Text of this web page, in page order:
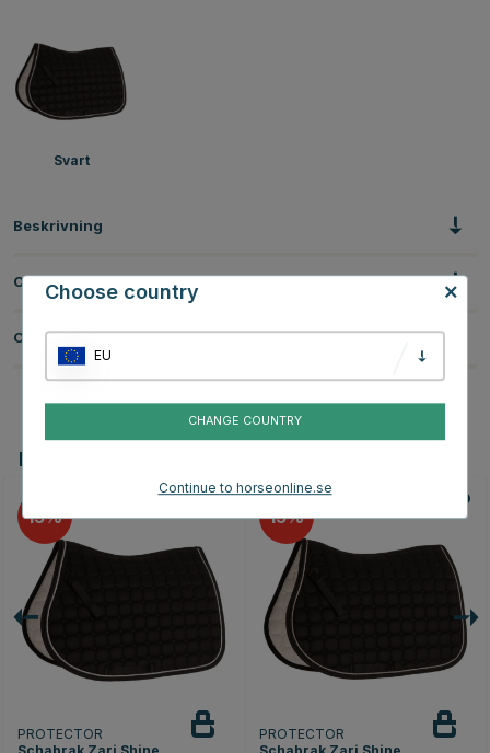
Svart
Beskrivning
Om tillverkaren
Omdömen
Du kanske även är intresserad av
15
PROTECTOR
15
PROTECTOR
Choose country
EU
CHANGE COUNTRY
Continue to horseonline.se